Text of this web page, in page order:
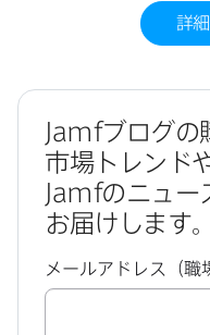
詳
Jamfブログの​
市場トレンド
Jamfの​ニュー
お届けします。
メールアドレス（職